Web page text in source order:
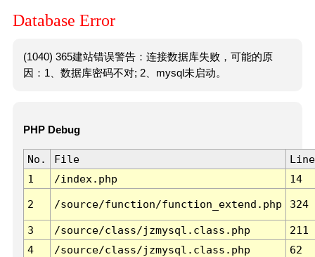
Database Error
(1040) 365建站错误警告：连接数据库失败，可能的原
因：1、数据库密码不对; 2、mysql未启动。
PHP Debug
No. File
Line
1
/index.php 14
2 /source/function/function_extend.php 324
3 /source/class/jzmysql.class.php
211
4
/source/class/jzmysql.class.php
62